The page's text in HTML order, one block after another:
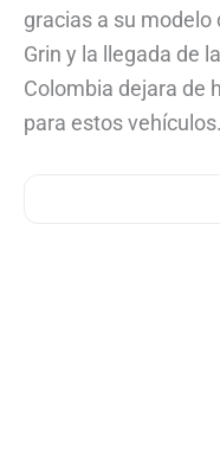
gracias a su modelo
Grin y la llegada de
Colombia dejara de
para estos vehículos.